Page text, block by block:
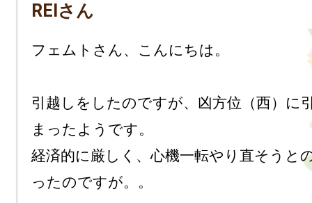
REIさん
フェムトさん、こんにちは。
引越しをしたのですが、凶方位（西）に
まったようです。
経済的に厳しく、心機一転やり直そうと
ったのですが。。